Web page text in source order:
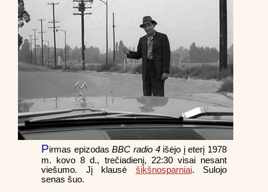
Pirmas epizodasBBC radio 4išėjo į eterį 1978
m. kovo 8 d., trečiadienį, 22:30 visai nesant
viešumo. Jį klausė šikšnosparniai. Sulojo
senas šuo.